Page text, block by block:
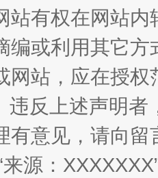
山西：
站有权在网站
编或利用其它
网站，应在授
违反上述声明
有意见，请向
来源：